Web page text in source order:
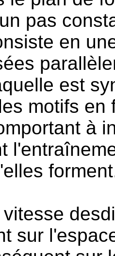
pas
en
est
motifs en
à
vitesse
sur